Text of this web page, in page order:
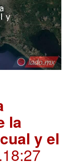
la
y el
.18:27